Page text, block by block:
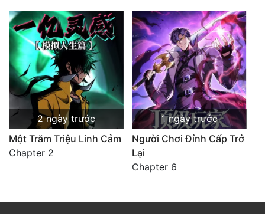
2 ngày trước
Một Trăm Triệu Linh Cảm
Chapter 2
1 ngày trước
Người Chơi Đỉnh Cấp Trở
Lại
Chapter 6